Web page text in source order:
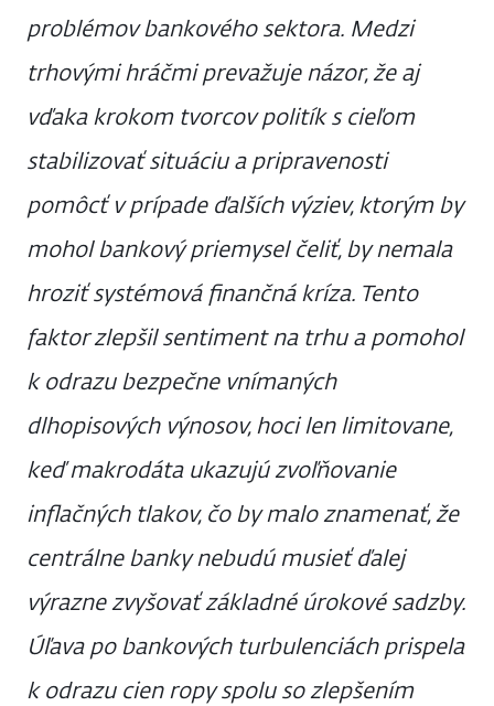
problémov bankového sektora. Medzi
trhovými hráčmi prevažuje názor, že aj
vďaka krokom tvorcov politík s cieľom
stabilizovať situáciu a pripravenosti
pomôcť v prípade ďalších výziev, ktorým by
mohol bankový priemysel čeliť, by nemala
hroziť systémová finančná kríza. Tento
faktor zlepšil sentiment na trhu a pomohol
k odrazu bezpečne vnímaných
dlhopisových výnosov, hoci len limitovane,
keď makrodáta ukazujú zvoľňovanie
inflačných tlakov, čo by malo znamenať, že
centrálne banky nebudú musieť ďalej
výrazne zvyšovať základné úrokové sadzby.
Úľava po bankových turbulenciách prispela
k odrazu cien ropy spolu so zlepšením